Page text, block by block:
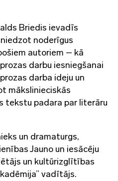
Briedis ievadīs
noderīgus
autoriem – kā
darbu iesniegšanai
darba ideju un
mākslinieciskās
tekstu padara par literāru
un dramaturgs,
Jauno un iesācēju
un kultūrizglītības
vadītājs.